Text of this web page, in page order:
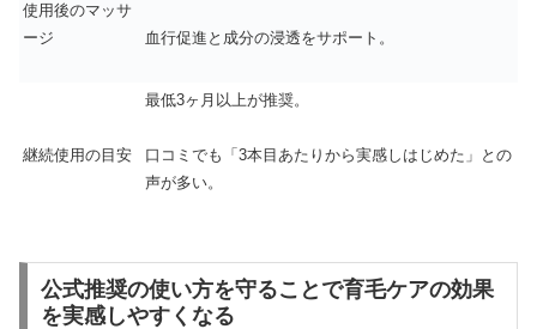
使用後のマッサ
ージ
血行促進と成分の浸透をサポート。
継続使用の目安
最低3ヶ月以上が推奨。
口コミでも「3本目あたりから実感しはじめた」との
声が多い。
公式推奨の使い方を守ることで育毛ケアの効果
を実感しやすくなる